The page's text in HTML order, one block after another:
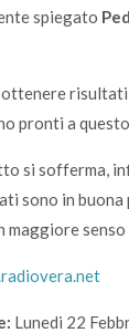
spiegato
risultati
pronti a questo
si sofferma,
sono in buona
maggiore
Lunedi 22